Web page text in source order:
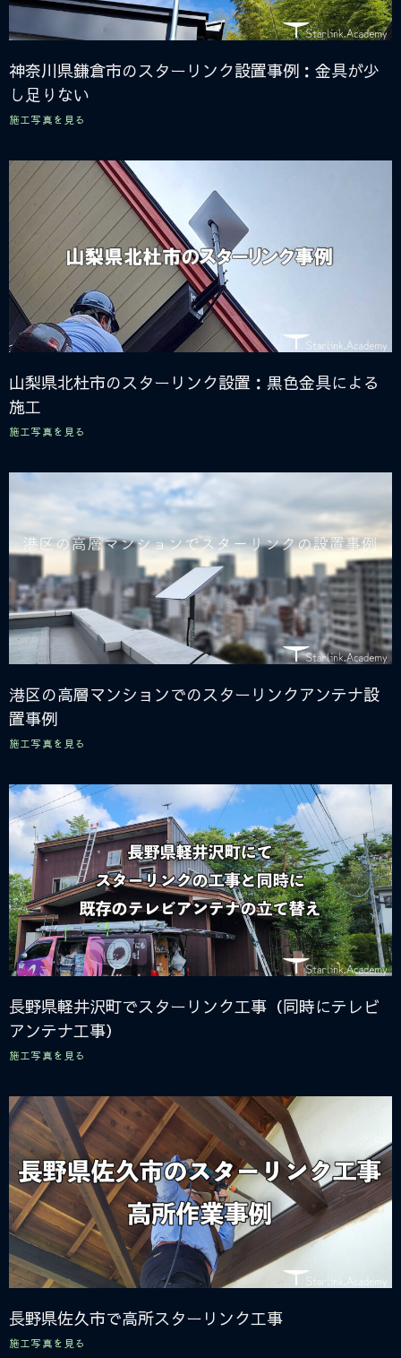
神奈川県鎌倉市のスターリンク設置事例：金具が少
し足りない
施工写真を見る
山梨県北杜市のスターリンク設置：黒色金具による
施工
施工写真を見る
港区の高層マンションでのスターリンクアンテナ設
置事例
施工写真を見る
長野県軽井沢町でスターリンク工事（同時にテレビ
アンテナ工事）
施工写真を見る
長野県佐久市で高所スターリンク工事
施工写真を見る